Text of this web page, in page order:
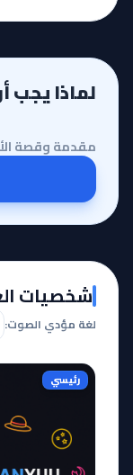
شخصيات
لغة مؤدي الصوت:
رئيسي